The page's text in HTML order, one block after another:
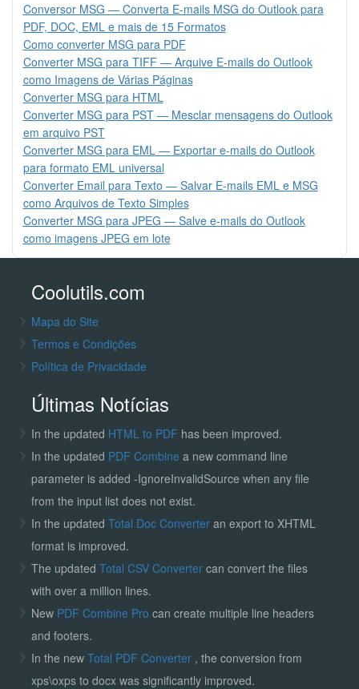
Conversor MSG — Converta E-mails MSG do Outlook para
PDF, DOC, EML e mais de 15 Formatos
Como converter MSG para PDF
Converter MSG para TIFF — Arquive E-mails do Outlook
como Imagens de Várias Páginas
Converter MSG para HTML
Converter MSG para PST — Mesclar mensagens do Outlook
em arquivo PST
Converter MSG para EML — Exportar e-mails do Outlook
para formato EML universal
Converter Email para Texto — Salvar E-mails EML e MSG
como Arquivos de Texto Simples
Converter MSG para JPEG — Salve e-mails do Outlook
como imagens JPEG em lote
Coolutils.com
Mapa do Site
Termos e Condições
Política de Privacidade
Últimas Notícias
In the updated HTML to PDF has been improved.
In the updated PDF Combine a new command line
parameter is added -IgnoreInvalidSource when any file
from the input list does not exist.
In the updated Total Doc Converter an export to XHTML
format is improved.
The updated Total CSV Convertercan convert the files
with over a million lines.
New PDF Combine Pro can create multiple line headers
and footers.
In the new Total PDF Converter , the conversion from
xps\oxps to docx was significantly improved.